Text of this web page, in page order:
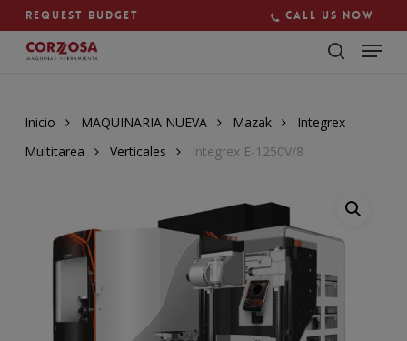
main
content
Request budget Call us now
Inicio MAQUINARIA NUEVA Mazak
Integrex
Multitarea
Verticales Integrex E-1250V/8
Close